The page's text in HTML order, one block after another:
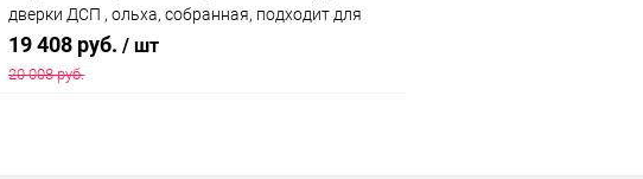
дверки ДСП , ольха, собранная, подходит для
модели аквариума LUX П540
19 408 руб. / шт
20 008 руб.